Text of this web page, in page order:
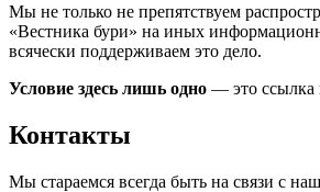
Мы не только не препятствуем
«Вестника бури» на иных
всячески поддерживаем это дело.
Условие здесь лишь одно — это ссылка
Контакты
Мы стараемся всегда быть на связи с